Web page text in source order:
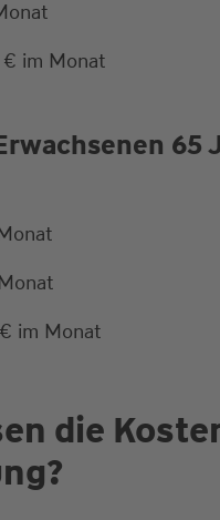
€ im Monat
65
im Monat
die